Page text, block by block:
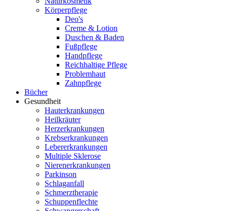
Körperpflege
Deo's
Creme & Lotion
Duschen & Baden
Fußpflege
Handpflege
Reichhaltige Pflege
Problemhaut
Zahnpflege
Bücher
Gesundheit
Hauterkrankungen
Heilkräuter
Herzerkrankungen
Krebserkrankungen
Lebererkrankungen
Multiple Sklerose
Nierenerkrankungen
Parkinson
Schlaganfall
Schmerztherapie
Schuppenflechte